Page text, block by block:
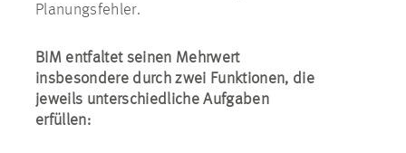
Planungsfehler.
BIM entfaltet seinen Mehrwert
insbesondere durch zwei Funktionen, die
jeweils unterschiedliche Aufgaben
erfüllen: